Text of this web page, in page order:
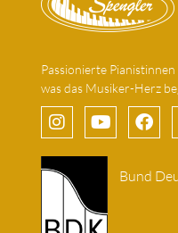
Passionierte
was das Musiker-Herz
Bund